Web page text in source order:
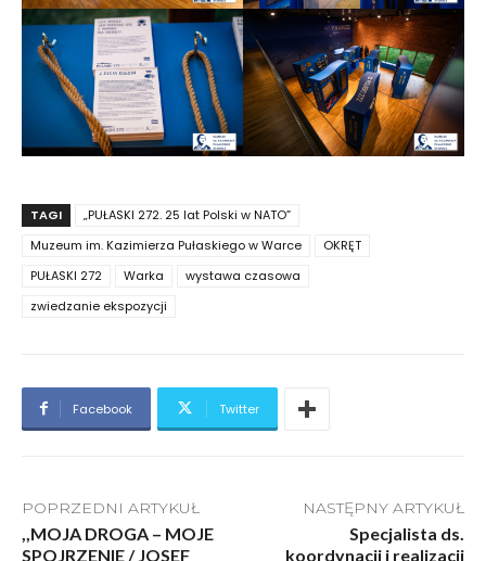
TAGI
„PUŁASKI 272. 25 lat Polski w NATO”
Muzeum im. Kazimierza Pułaskiego w Warce
OKRĘT
PUŁASKI 272
Warka
wystawa czasowa
zwiedzanie ekspozycji
Facebook Twitter
POPRZEDNI ARTYKUŁ
,,MOJA DROGA – MOJE
SPOJRZENIE / JOSEF
NASTĘPNY ARTYKUŁ
Specjalista ds.
koordynacji i realizacji